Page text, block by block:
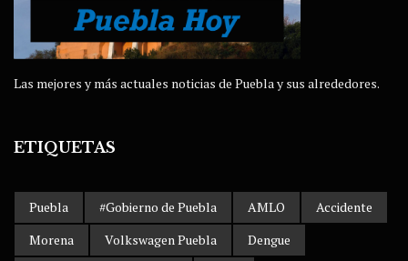
Las mejores y más actuales noticias de Puebla y sus alrededores.
ETIQUETAS
Puebla #Gobierno de Puebla AMLO
Accidente
Morena
Volkswagen Puebla
Dengue